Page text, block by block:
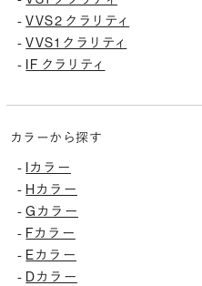
-VVS2 クラリティ
-VVS1 クラリティ
- IF クラリティ
カラーから探す
- Iカラー
- Hカラー
-Gカラー
- Fカラー
- Eカラー
- Dカラー